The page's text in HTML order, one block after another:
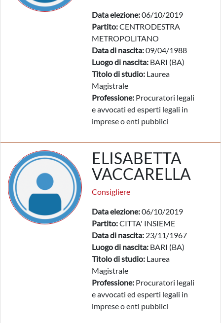
Data elezione:06/10/2019
Partito:CENTRODESTRA
METROPOLITANO
Data di nascita:09/04/1988
Luogo di nascita: BARI (BA)
Titolo di studio: Laurea
Magistrale
Professione: Procuratori legali
e avvocati ed esperti legali in
imprese o enti pubblici
ELISABETTA
VACCARELLA
Consigliere
Data elezione:06/10/2019
Partito:CITTA' INSIEME
Data di nascita: 23/11/1967
Luogo di nascita: BARI (BA)
Titolo di studio: Laurea
Magistrale
Professione: Procuratori legali
e avvocati ed esperti legali in
imprese o enti pubblici